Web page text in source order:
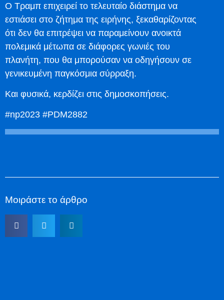
Ο Τραμπ επιχειρεί το τελευταίο διάστημα να
εστιάσει στο ζήτημα της ειρήνης, ξεκαθαρίζοντας
ότι δεν θα επιτρέψει να παραμείνουν ανοικτά
πολεμικά μέτωπα σε διάφορες γωνιές του
πλανήτη, που θα μπορούσαν να οδηγήσουν σε
γενικευμένη παγκόσμια σύρραξη.
Και φυσικά, κερδίζει στις δημοσκοπήσεις.
#np2023 #PDM2882
Μοιράστε το άρθρο